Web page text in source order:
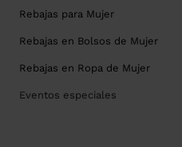
Rebajas para Mujer
Rebajas en Bolsos de Mujer
Rebajas en Ropa de Mujer
Eventos especiales